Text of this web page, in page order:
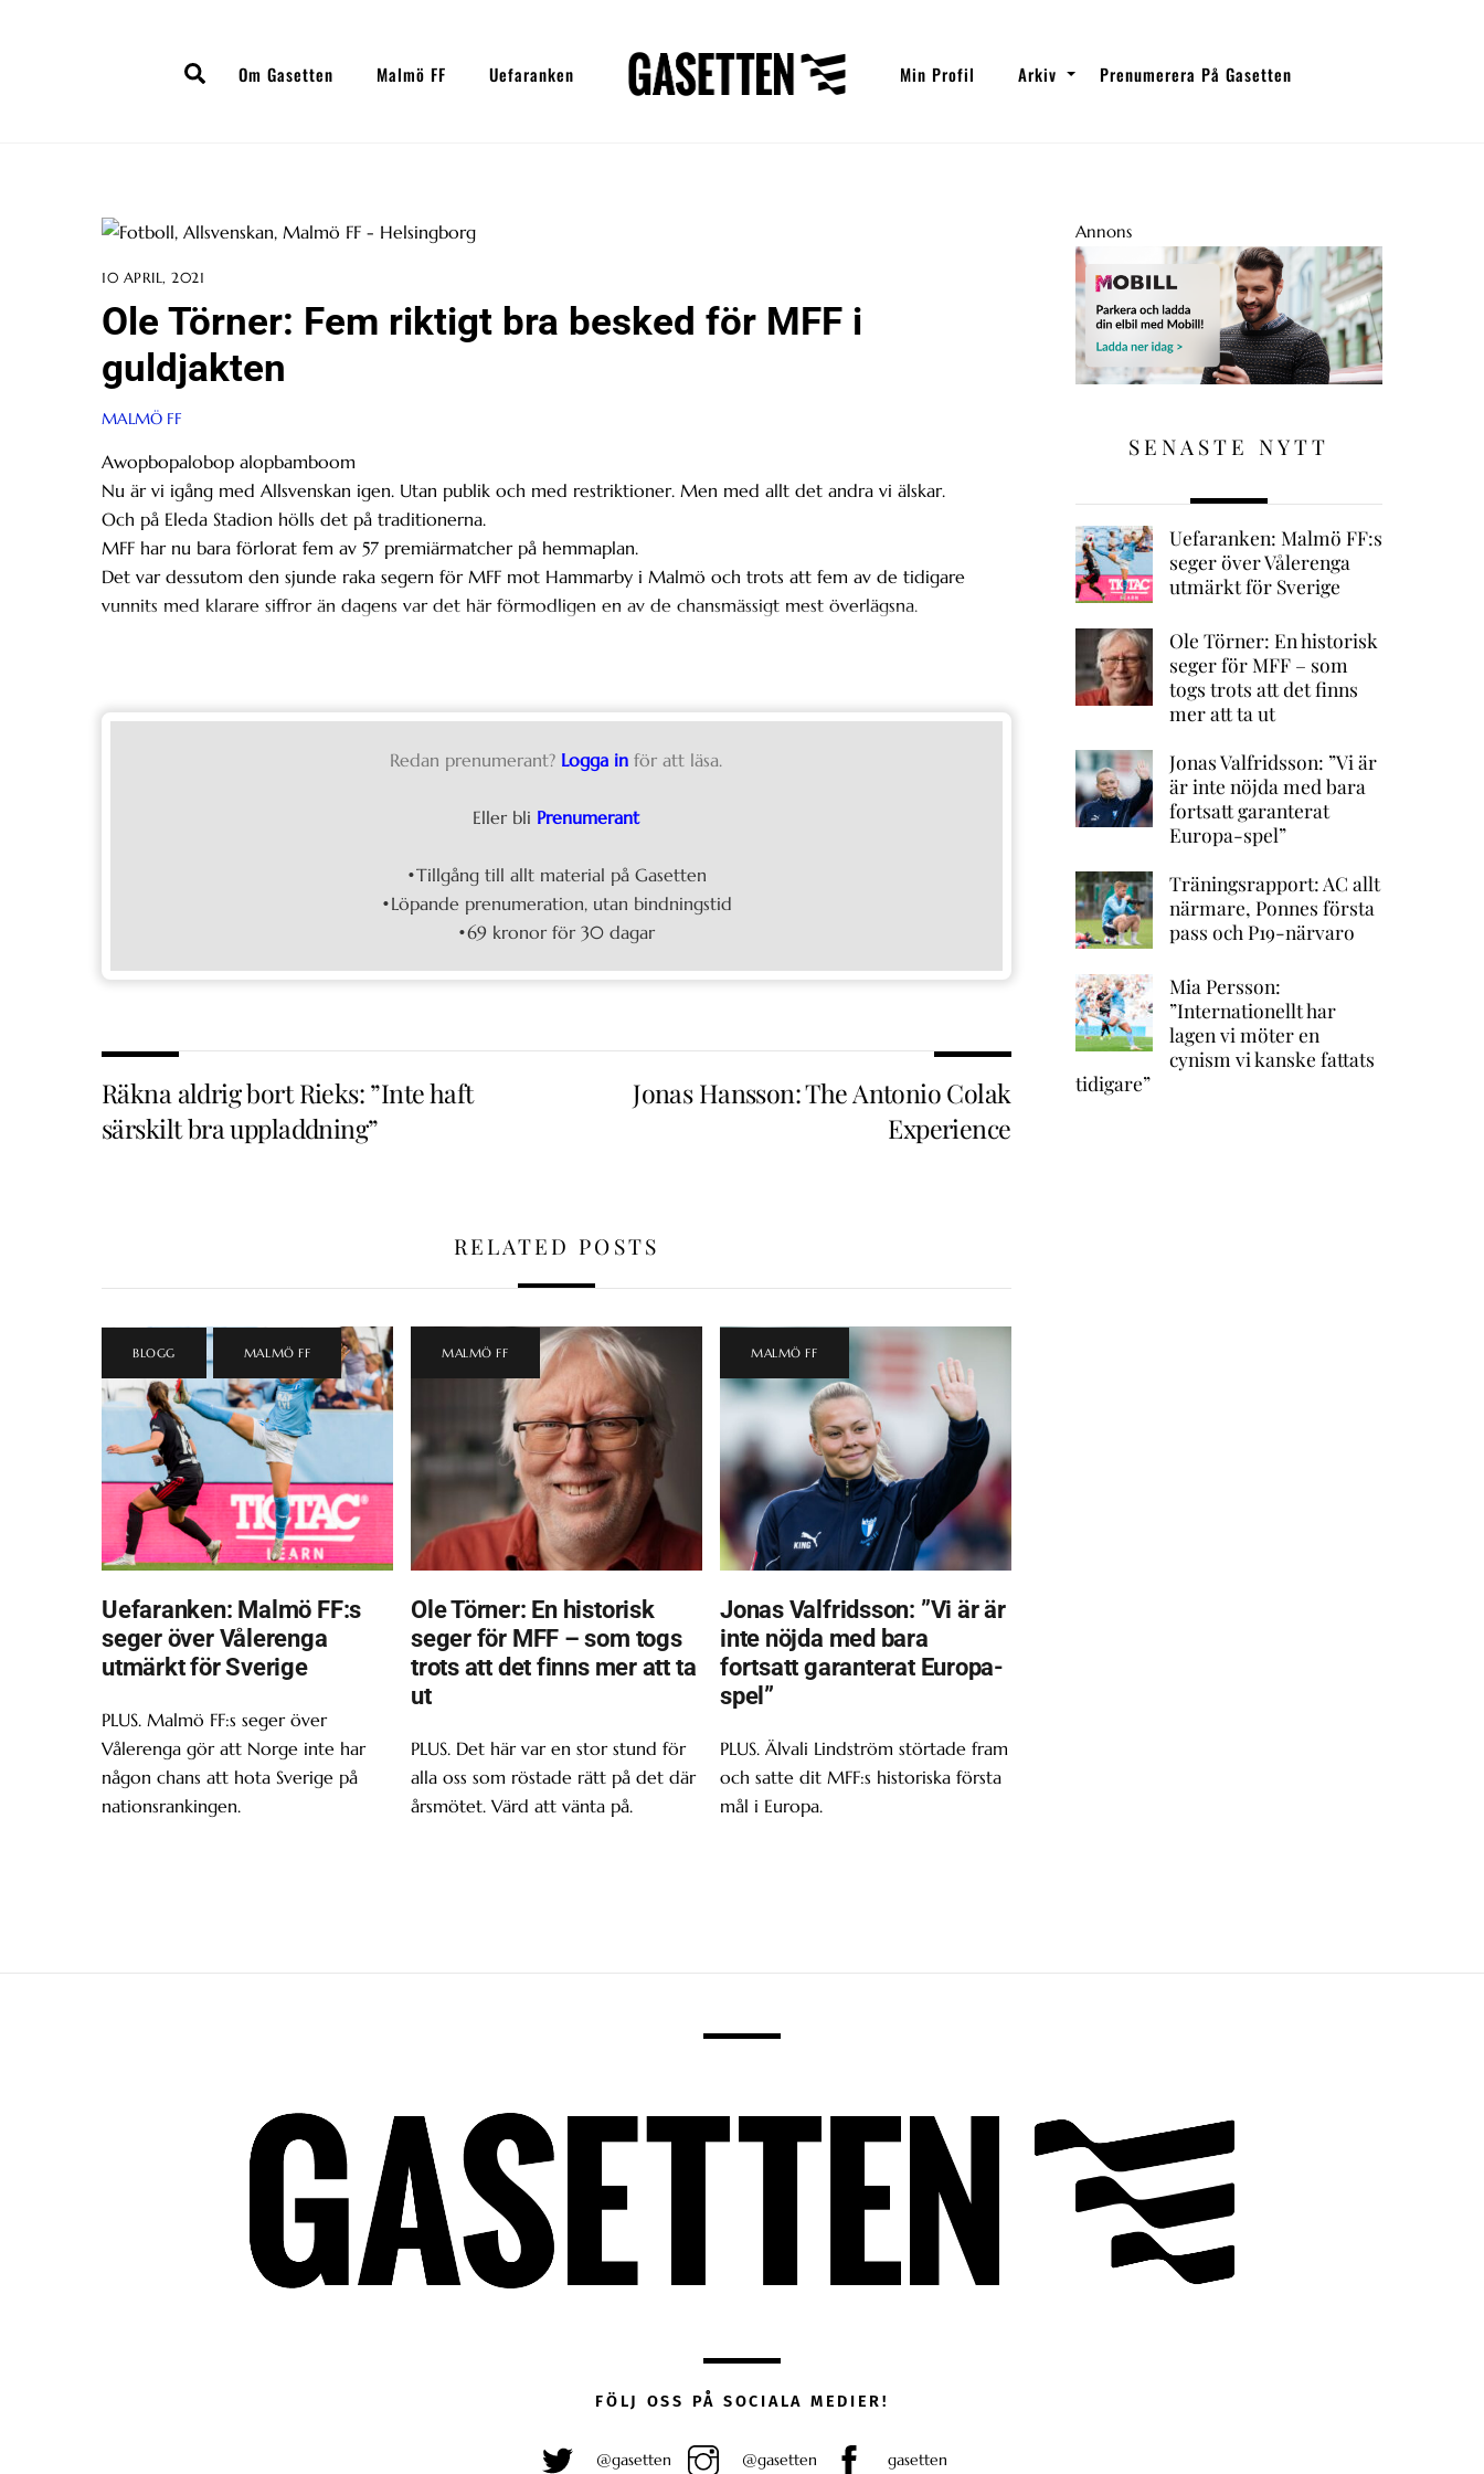
SearchOm Gasetten Malmö FF Uefaranken Min Profil Arkiv Prenumerera På Gasetten
10 APRIL, 2021
Ole Törner: Fem riktigt bra besked för MFF i
guldjakten
MALMÖ FF
Awopbopalobop alopbamboom
Nu är vi igång med Allsvenskan igen. Utan publik och med restriktioner. Men med allt det andra vi älskar.
Och på Eleda Stadion hölls det på traditionerna.
MFF har nu bara förlorat fem av 57 premiärmatcher på hemmaplan.
Det var dessutom den sjunde raka segern för MFF mot Hammarby i Malmö och trots att fem av de tidigare
vunnits med klarare siffror än dagens var det här förmodligen en av de chansmässigt mest överlägsna.
Redan prenumerant? Logga in för att läsa.
Eller bli Prenumerant
•Tillgång till allt material på Gasetten
•Löpande prenumeration, utan bindningstid
•69 kronor för 30 dagar
Räkna aldrig bort Rieks: ”Inte haft
särskilt bra uppladdning”
Jonas Hansson: The Antonio Colak
Experience
RELATED POSTS
BLOGG MALMÖ FF
Uefaranken: Malmö FF:s
seger över Vålerenga
utmärkt för Sverige
PLUS. Malmö FF:s seger över
Vålerenga gör att Norge inte har
någon chans att hota Sverige på
nationsrankingen.
MALMÖ FF
Ole Törner: En historisk
seger för MFF – som togs
trots att det finns mer att ta
ut
PLUS. Det här var en stor stund för
alla oss som röstade rätt på det där
årsmötet. Värd att vänta på.
MALMÖ FF
Jonas Valfridsson: ”Vi är är
inte nöjda med bara
fortsatt garanterat Europa-
spel”
PLUS. Älvali Lindström störtade fram
och satte dit MFF:s historiska första
mål i Europa.
Annons
SENASTE NYTT
Uefaranken: Malmö FF:s
seger över Vålerenga
utmärkt för Sverige
Ole Törner: En historisk
seger för MFF – som
togs trots att det finns
mer att ta ut
Jonas Valfridsson: ”Vi är
är inte nöjda med bara
fortsatt garanterat
Europa-spel”
Träningsrapport: AC allt
närmare, Ponnes första
pass och P19-närvaro
Mia Persson:
”Internationellt har
lagen vi möter en
cynism vi kanske fattats
tidigare”
FÖLJ OSS PÅ SOCIALA MEDIER!
@gasetten @gasetten gasetten